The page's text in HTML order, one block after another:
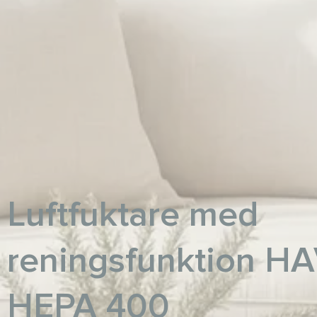
Luftfuktare med
reningsfunktion
HEPA 400